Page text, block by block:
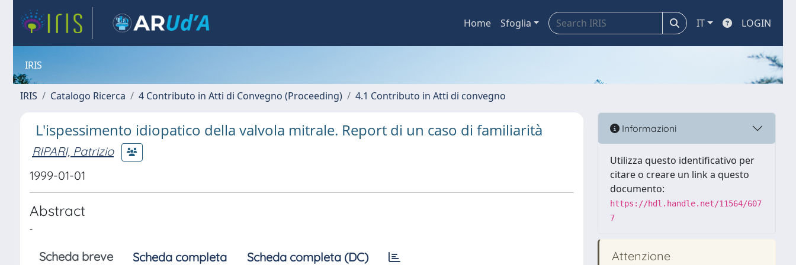
Home Sfoglia IT LOGIN
IRIS
IRIS Catalogo Ricerca 4 Contributo in Atti di Convegno (Proceeding) 4.1 Contributo in Atti di convegno
L'ispessimento idiopatico della valvola mitrale. Report di un caso di familiarità
RIPARI, Patrizio
1999-01-01
Abstract
-
Scheda breve Scheda completa Scheda completa (DC)
Informazioni
Utilizza questo identificativo per
citare o creare un link a questo
documento:
https://hdl.handle.net/11564/607
7
Attenzione